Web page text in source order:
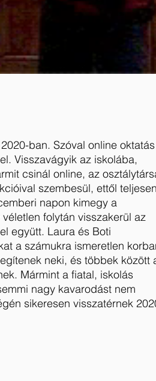
ban. Szóval online oktatás
Visszavágyik az iskolába,
csinál online, az
szembesül, ettől teljesen
napon kimegy a
folytán visszakerül az
együtt. Laura és Boti
a számukra ismeretlen
neki, és többek között
Mármint a fiatal, iskolás
nagy kavarodást nem
sikeresen visszatérnek